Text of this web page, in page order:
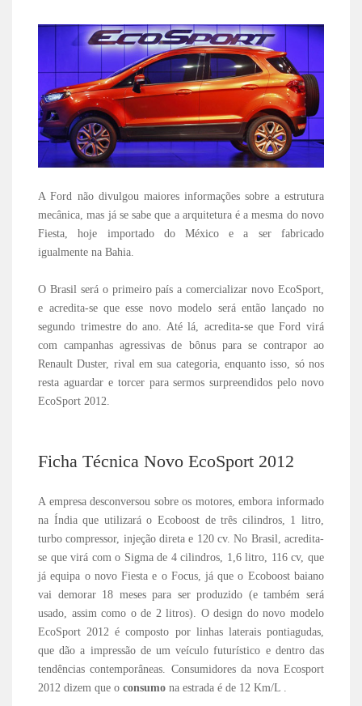
A Ford não divulgou maiores informações sobre a estrutura
mecânica, mas já se sabe que a arquitetura é a mesma do novo
Fiesta, hoje importado do México e a ser fabricado
igualmente na Bahia.
O Brasil será o primeiro país a comercializar novo EcoSport,
e acredita-se que esse novo modelo será então lançado no
segundo trimestre do ano. Até lá, acredita-se que Ford virá
com campanhas agressivas de bônus para se contrapor ao
Renault Duster, rival em sua categoria, enquanto isso, só nos
resta aguardar e torcer para sermos surpreendidos pelo novo
EcoSport 2012.
Ficha Técnica Novo EcoSport 2012
A empresa desconversou sobre os motores, embora informado
na Índia que utilizará o Ecoboost de três cilindros, 1 litro,
turbo compressor, injeção direta e 120 cv. No Brasil, acredita-
se que virá com o Sigma de 4 cilindros, 1,6 litro, 116 cv, que
já equipa o novo Fiesta e o Focus, já que o Ecoboost baiano
vai demorar 18 meses para ser produzido (e também será
usado, assim como o de 2 litros). O design do novo modelo
EcoSport 2012 é composto por linhas laterais pontiagudas,
que dão a impressão de um veículo futurístico e dentro das
tendências contemporâneas. Consumidores da nova Ecosport
2012 dizem que oconsumo na estrada é de 12 Km/L .